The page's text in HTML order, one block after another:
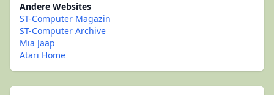
Andere Websites
ST-Computer Magazin
ST-Computer Archive
Mia Jaap
Atari Home